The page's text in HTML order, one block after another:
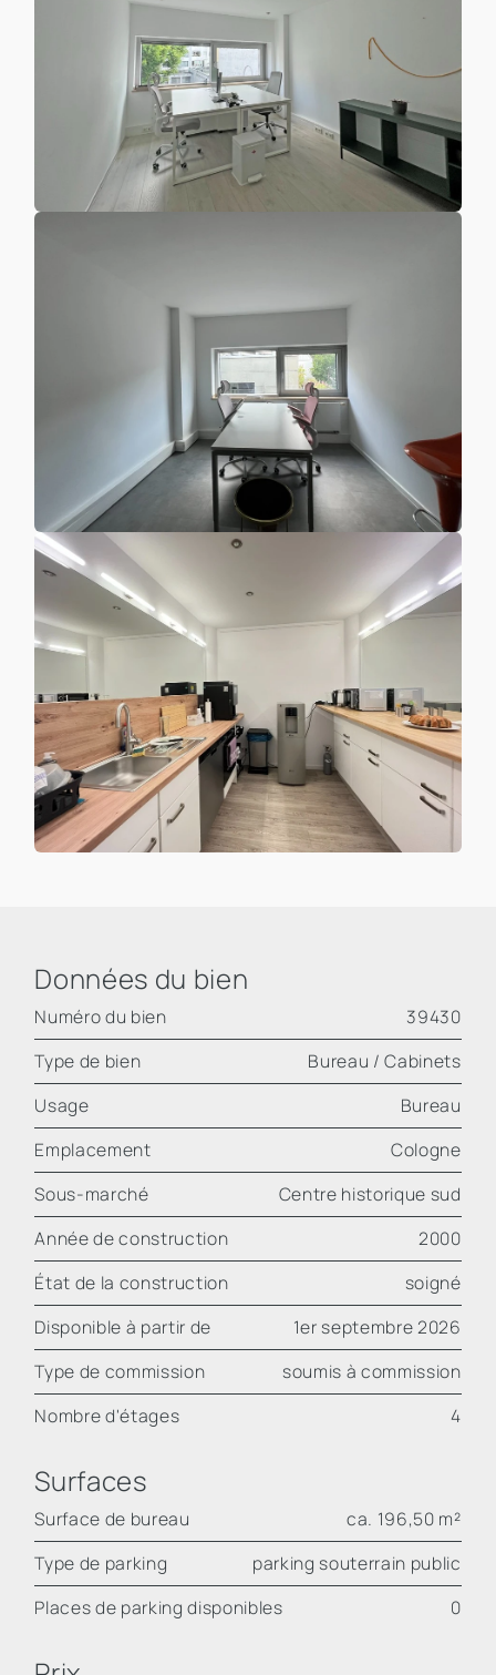
Données du bien
Numéro du bien
39430
Type de bien
Bureau / Cabinets
Usage
Bureau
Emplacement
Cologne
Sous-marché
Centre historique sud
Année de construction
2000
État de la construction
soigné
Disponible à partir de
1er septembre 2026
Type de commission
soumis à commission
Nombre d'étages
4
Surfaces
Surface de bureau
ca. 196,50 m²
Type de parking
parking souterrain public
Places de parking disponibles
0